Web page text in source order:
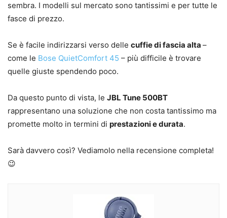
sembra. I modelli sul mercato sono tantissimi e per tutte le
fasce di prezzo.
Se è facile indirizzarsi verso delle cuffie di fascia alta –
come le Bose QuietComfort 45 – più difficile è trovare
quelle giuste spendendo poco.
Da questo punto di vista, le JBL Tune 500BT
rappresentano una soluzione che non costa tantissimo ma
promette molto in termini di prestazioni e durata.
Sarà davvero così? Vediamolo nella recensione completa!
😉